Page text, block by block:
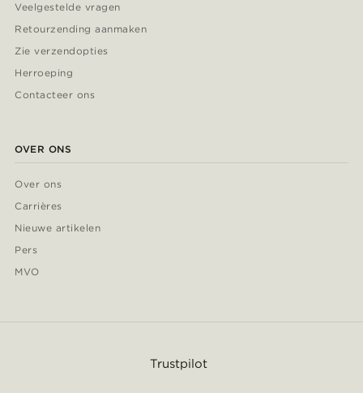
Veelgestelde vragen
Retourzending aanmaken
Zie verzendopties
Herroeping
Contacteer ons
OVER ONS
Over ons
Carrières
Nieuwe artikelen
Pers
MVO
Trustpilot